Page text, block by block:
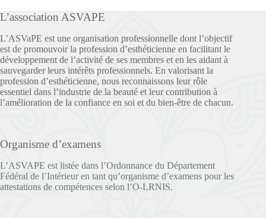
L’association ASVAPE
L’ASVaPE est une organisation professionnelle dont l’objectif
est de promouvoir la profession d’esthéticienne en facilitant le
développement de l’activité de ses membres et en les aidant à
sauvegarder leurs intérêts professionnels. En valorisant la
profession d’esthéticienne, nous reconnaissons leur rôle
essentiel dans l’industrie de la beauté et leur contribution à
l’amélioration de la confiance en soi et du bien-être de chacun.
Organisme d’examens
L’ASVAPE est listée dans l’Ordonnance du Département
Fédéral de l’Intérieur en tant qu’organisme d’examens pour les
attestations de compétences selon l’O-LRNIS.